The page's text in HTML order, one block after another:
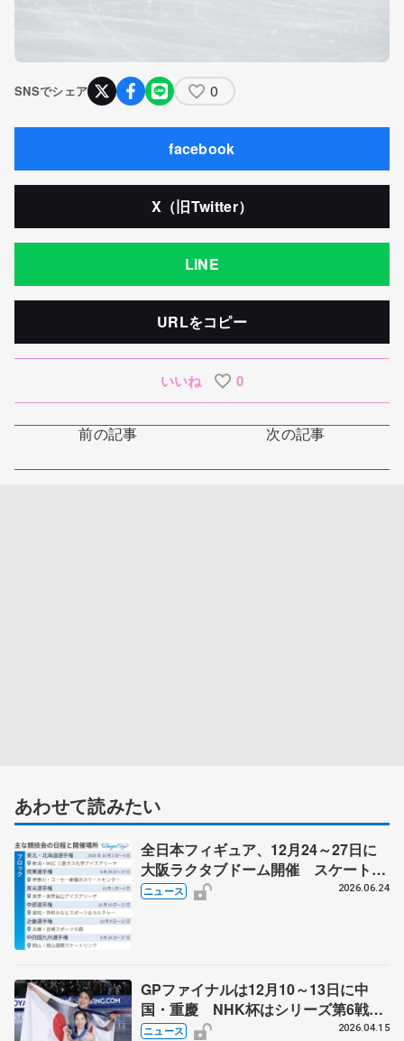
SNSでシェア 0
facebook
X（旧Twitter）
LINE
URLをコピー
いいね 0
前の記事 次の記事
あわせて読みたい
全日本フィギュア、12月24～27日に
大阪ラクタブドーム開催 スケート連
盟の新シーズン日程
ニュース 2026.06.24
GPファイナルは12月10～13日に中
国・重慶 NHK杯はシリーズ第6戦、
11月27～29日に東京 2026～27年シ
ニュース 2026.04.15